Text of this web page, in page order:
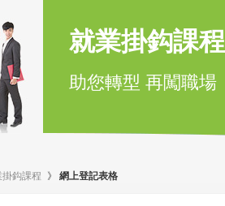
就業掛鈎課程
助您轉型 再闖職場
掛鈎課程 》 網上登記表格